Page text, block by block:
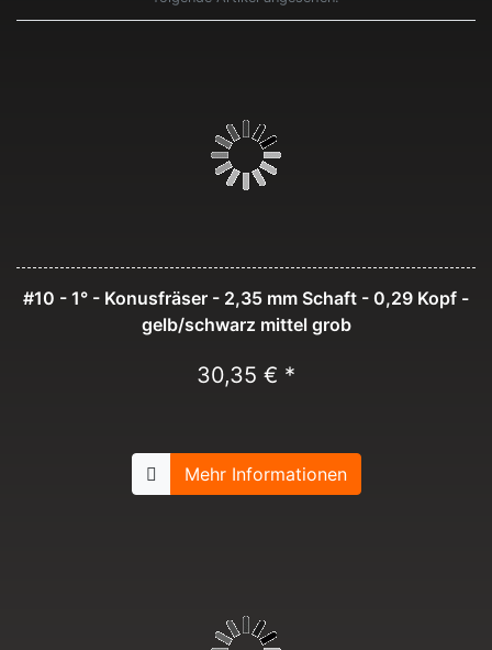
#10 - 1° - Konusfräser - 2,35 mm Schaft - 0,29 Kopf -
gelb/schwarz mittel grob
30,35 € *
Mehr Informationen